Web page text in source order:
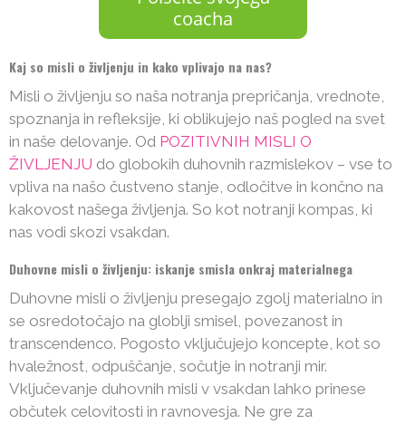
coacha
Kaj so misli o življenju in kako vplivajo na nas?
Misli o življenju so naša notranja prepričanja, vrednote,
spoznanja in refleksije, ki oblikujejo naš pogled na svet
in naše delovanje. Od POZITIVNIH MISLI O
ŽIVLJENJU do globokih duhovnih razmislekov – vse to
vpliva na našo čustveno stanje, odločitve in končno na
kakovost našega življenja. So kot notranji kompas, ki
nas vodi skozi vsakdan.
Duhovne misli o življenju: iskanje smisla onkraj materialnega
Duhovne misli o življenju presegajo zgolj materialno in
se osredotočajo na globlji smisel, povezanost in
transcendenco. Pogosto vključujejo koncepte, kot so
hvaležnost, odpuščanje, sočutje in notranji mir.
Vključevanje duhovnih misli v vsakdan lahko prinese
občutek celovitosti in ravnovesja. Ne gre za